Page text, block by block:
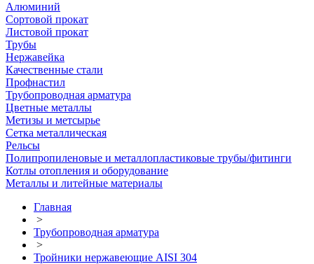
Алюминий
Сортовой прокат
Листовой прокат
Трубы
Нержавейка
Качественные стали
Профнастил
Трубопроводная арматура
Цветные металлы
Метизы и метсырье
Сетка металлическая
Рельсы
Полипропиленовые и металлопластиковые трубы/фитинги
Котлы отопления и оборудование
Металлы и литейные материалы
Главная
>
Трубопроводная арматура
>
Тройники нержавеющие AISI 304